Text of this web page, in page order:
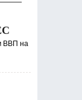
ВВП на